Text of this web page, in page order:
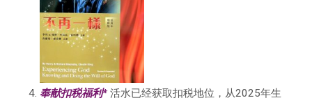
奉献扣税福利*活水已经获取扣税地位，从2025年生